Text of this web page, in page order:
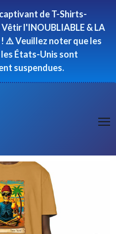
de T-Shirts-
l'INOUBLIABLE & LA
⚠️ Veuillez noter que les
États-Unis sont
suspendues.